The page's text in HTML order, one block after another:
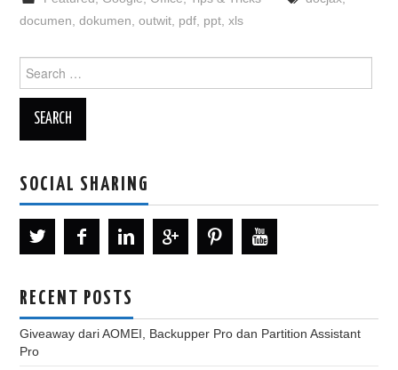
documen ,dokumen ,outwit pdf ppt ,xls
for:
SOCIAL SHARING
RECENT POSTS
Giveaway dari AOMEI, Backupper Pro dan Partition Assistant
Pro